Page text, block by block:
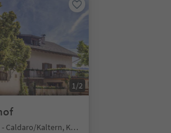
1/2
S. Nicolò/St. Nikolaus - Caldaro/Kaltern, Kaltern an der Weinstraße/Caldaro sulla Strada del Vino, Alto Adige Wine Road